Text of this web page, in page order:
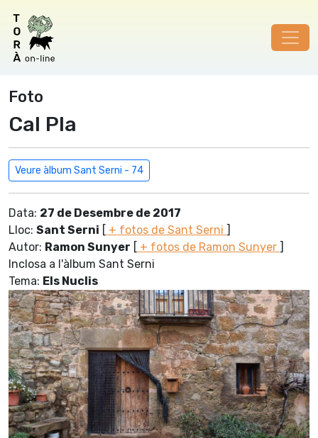
Foto
Cal Pla
Veure àlbum Sant Serni - 74
Data: 27 de Desembre de 2017
Lloc: Sant Serni [ + fotos de Sant Serni ]
Autor: Ramon Sunyer [ + fotos de Ramon Sunyer ]
Inclosa a l'àlbum Sant Serni
Tema: Els Nuclis